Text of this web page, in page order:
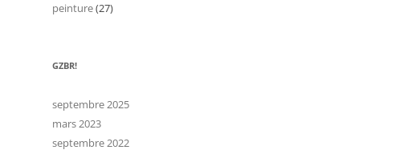
peinture(27)
GZBR!
septembre 2025
mars 2023
septembre 2022